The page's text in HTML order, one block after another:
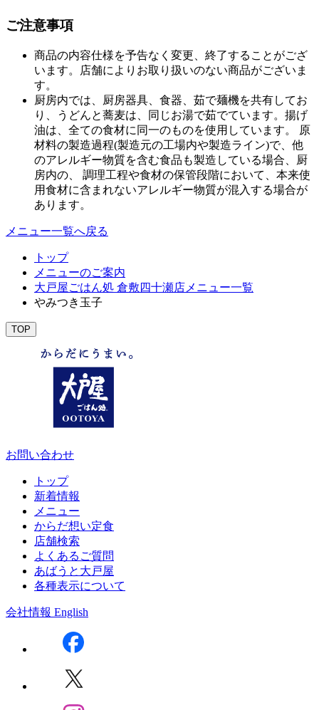
ご注意事項
商品の内容仕様を予告なく変更、終了することがござ
います。店舗によりお取り扱いのない商品がございま
す。
厨房内では、厨房器具、食器、茹で麺機を共有してお
り、うどんと蕎麦は、同じお湯で茹でています。揚げ
油は、全ての食材に同一のものを使用しています。 原
材料の製造過程(製造元の工場内や製造ライン)で、他
のアレルギー物質を含む食品も製造している場合、厨
房内の、 調理工程や食材の保管段階において、本来使
用食材に含まれないアレルギー物質が混入する場合が
あります。
メニュー一覧へ戻る
トップ
メニューのご案内
大戸屋ごはん処 倉敷四十瀬店メニュー一覧
やみつき玉子
TOP
お問い合わせ
トップ
新着情報
メニュー
からだ想い定食
店舗検索
よくあるご質問
あばうと大戸屋
各種表示について
会社情報 English